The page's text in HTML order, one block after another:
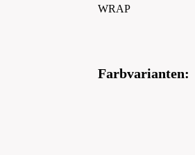
WRAP
Farbvarianten: